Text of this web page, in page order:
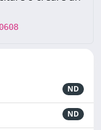
ND
ND